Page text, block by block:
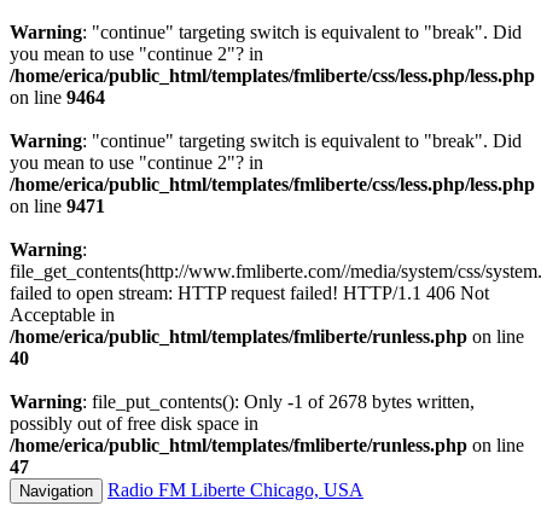
Warning: "continue" targeting switch is equivalent to "break". Did
you mean to use "continue 2"? in
/home/erica/public_html/templates/fmliberte/css/less.php/less.php
on line 9464
Warning: "continue" targeting switch is equivalent to "break". Did
you mean to use "continue 2"? in
/home/erica/public_html/templates/fmliberte/css/less.php/less.php
on line 9471
Warning:
file_get_contents(http://www.fmliberte.com//media/system/css/
failed to open stream: HTTP request failed! HTTP/1.1 406 Not
Acceptable in
/home/erica/public_html/templates/fmliberte/runless.php on line
40
Warning: file_put_contents(): Only -1 of 2678 bytes written,
possibly out of free disk space in
/home/erica/public_html/templates/fmliberte/runless.php on line
47
Navigation Radio FM Liberte Chicago, USA